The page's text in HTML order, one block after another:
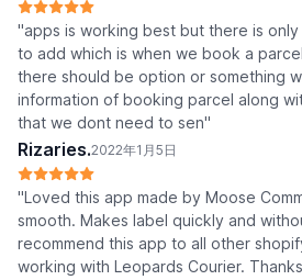
"apps is working best but there is
to add which is when we book a
there should be option or something
information of booking parcel along
that we dont need to sen"
Rizaries.2022年1月5日
"Loved this app made by Moose
smooth. Makes label quickly and
recommend this app to all other
working with Leopards Courier.